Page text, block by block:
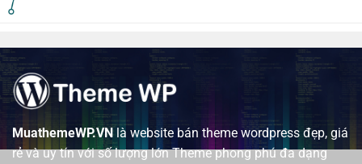
MuathemeWP.VNlà website bán theme wordpress đẹp, giá
rẻ và uy tín với số lượng lớn Theme phong phú đa dạng